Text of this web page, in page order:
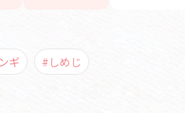
ギ #しめじ